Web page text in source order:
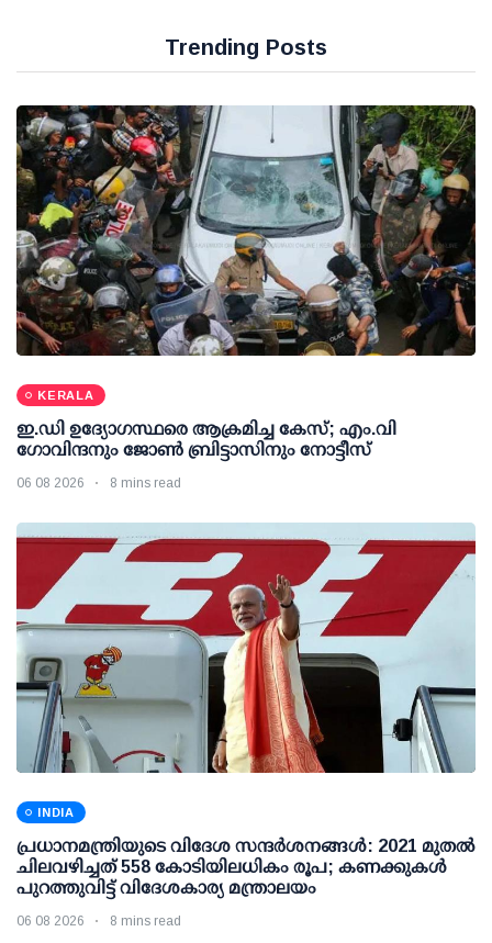
Trending Posts
KERALA
ഇ.ഡി ഉദ്യോഗസ്ഥരെ ആക്രമിച്ച കേസ്; എം.വി
ഗോവിന്ദനും ജോണ്‍ ബ്രിട്ടാസിനും നോട്ടീസ്
06 08 2026 8 mins read
INDIA
പ്രധാനമന്ത്രിയുടെ വിദേശ സന്ദർശനങ്ങൾ: 2021 മുതൽ
ചിലവഴിച്ചത് 558 കോടിയിലധികം രൂപ; കണക്കുകൾ
പുറത്തുവിട്ട് വിദേശകാര്യ മന്ത്രാലയം
06 08 2026 8 mins read